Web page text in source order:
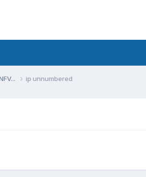
ip unnumbered